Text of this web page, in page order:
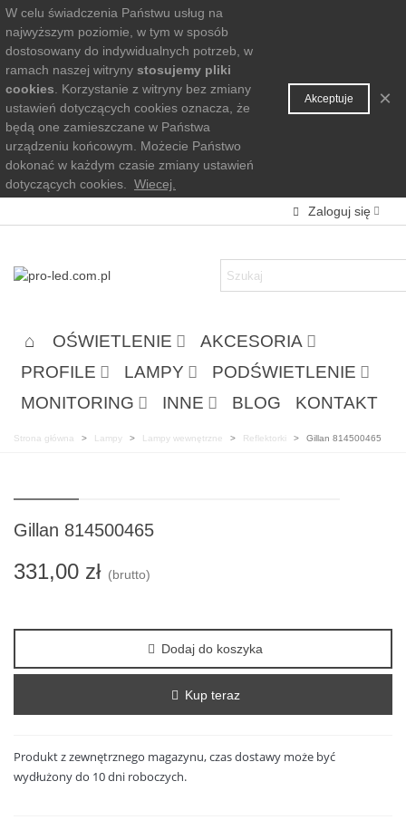
W celu świadczenia Państwu usług na
najwyższym poziomie, w tym w sposób
dostosowany do indywidualnych potrzeb, w
ramach naszej witryny stosujemy pliki
cookies . Korzystanie z witryny bez zmiany
ustawień dotyczących cookies oznacza, że
będą one zamieszczane w Państwa
urządzeniu końcowym. Możecie Państwo
dokonać w każdym czasie zmiany ustawień
dotyczących cookies.
Wiecej.
Akceptuje ×
Zaloguj się
OŚWIETLENIE
AKCESORIA
PROFILE
LAMPY
PODŚWIETLENIE
MONITORING
INNE BLOG KONTAKT
Strona główna > Lampy > Lampy wewnętrzne > Reflektorki > Gillan 814500465
Gillan 814500465
331,00 zł (brutto)
Dodaj do koszyka
Kup teraz
Produkt z zewnętrznego magazynu, czas dostawy może być
wydłużony do 10 dni roboczych.